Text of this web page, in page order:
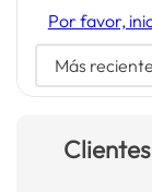
Por favor,
Más reciente